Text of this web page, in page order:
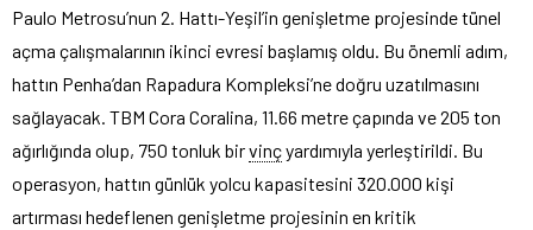
Paulo Metrosu’nun 2. Hattı-Yeşil’in genişletme projesinde tünel
açma çalışmalarının ikinci evresi başlamış oldu. Bu önemli adım,
hattın Penha’dan Rapadura Kompleksi’ne doğru uzatılmasını
sağlayacak. TBM Cora Coralina, 11.66 metre çapında ve 205 ton
ağırlığında olup, 750 tonluk birvinçyardımıyla yerleştirildi. Bu
operasyon, hattın günlük yolcu kapasitesini 320.000 kişi
artırması hedeflenen genişletme projesinin en kritik